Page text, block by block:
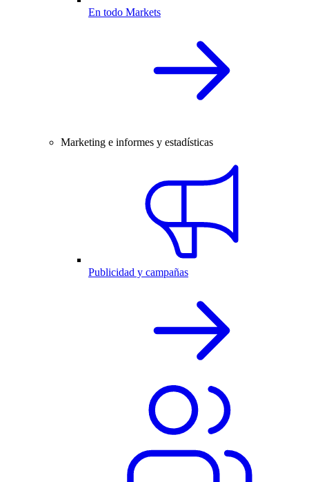
En todo Markets
Marketing e informes y estadísticas
Publicidad y campañas